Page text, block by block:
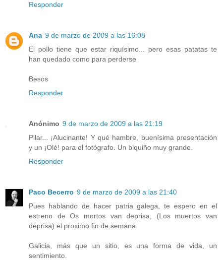
Responder
Ana 9 de marzo de 2009 a las 16:08
El pollo tiene que estar riquísimo... pero esas patatas te
han quedado como para perderse
Besos
Responder
Anónimo 9 de marzo de 2009 a las 21:19
Pilar... ¡Alucinante! Y qué hambre, buenísima presentación
y un ¡Olé! para el fotógrafo. Un biquiño muy grande.
Responder
Paco Becerro 9 de marzo de 2009 a las 21:40
Pues hablando de hacer patria galega, te espero en el
estreno de Os mortos van deprisa, (Los muertos van
deprisa) el proximo fin de semana.
Galicia, más que un sitio, es una forma de vida, un
sentimiento.